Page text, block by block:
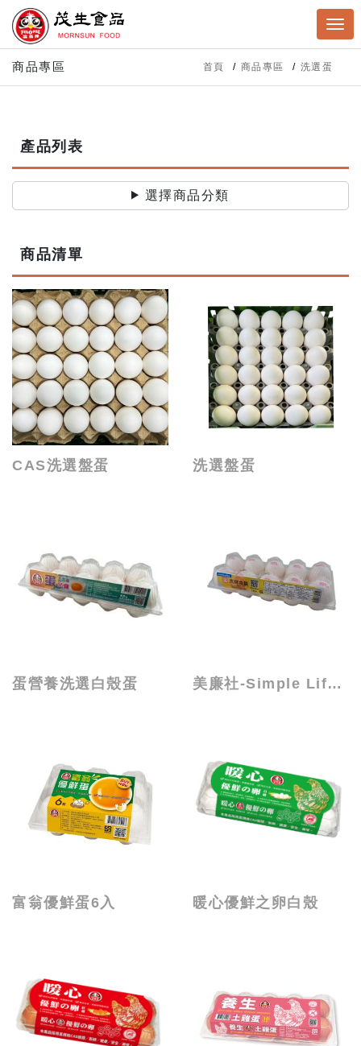
商品專區 首頁 商品專區 洗選蛋
產品列表
選擇商品分類
商品清單
CAS洗選盤蛋 洗選盤蛋
蛋營養洗選白殼蛋 美廉社-Simple Life 洗選盒蛋
富翁優鮮蛋6入 暖心優鮮之卵白殼